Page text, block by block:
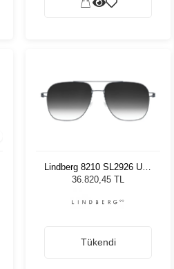
Lindberg 8210 SL2926 U16
55145 Unisex Güneş
36.820,45 TL
Tükendi